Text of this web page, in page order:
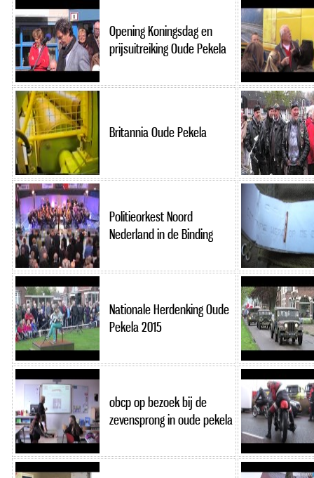
Opening Koningsdag en
prijsuitreiking Oude Pekela
Britannia Oude Pekela
Politieorkest Noord
Nederland in de Binding
Nationale Herdenking Oude
Pekela 2015
obcp op bezoek bij de
zevensprong in oude pekela